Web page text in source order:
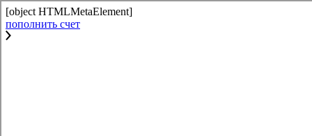
[object HTMLMetaElement]
пополнить счет